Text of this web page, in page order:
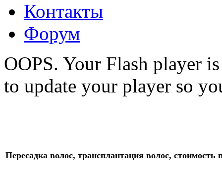
Контакты
Форум
OOPS. Your Flash player
to update your player so
Пересадка волос, трансплантация волос, стоимость